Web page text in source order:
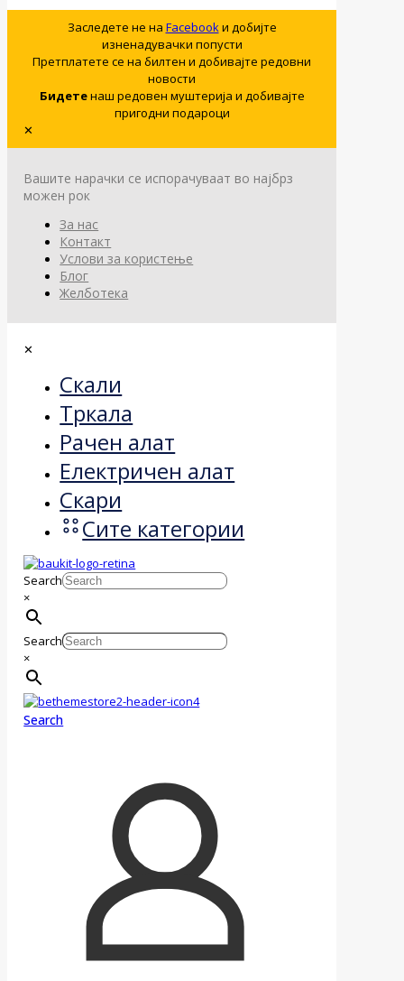
Заследете не на Facebookи добијте
изненадувачки попусти
Претплатете се на билтен и добивајте редовни
новости
Бидетенаш редовен муштерија и добивајте
пригодни подароци
✕
Вашите нарачки се испорачуваат во најбрз
можен рок
За нас
Контакт
Услови за користење
Блог
Желботека
✕
Скали
Тркала
Рачен алат
Електричен алат
Скари
Сите категории
Search
×
Search
×
Search